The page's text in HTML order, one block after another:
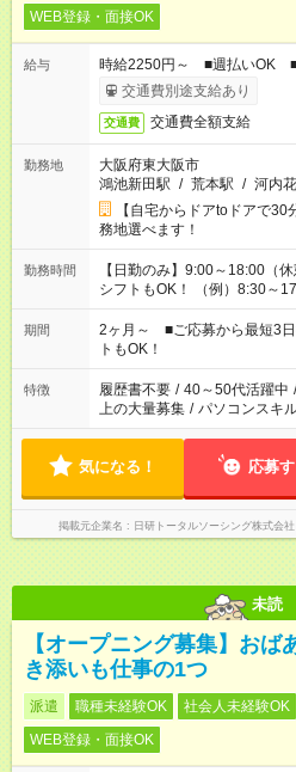
WEB登録・面接OK
給与
時給2250円～ ■週払いOK ■
交通費別途支給あり
交通費 交通費全額支給
勤務地
大阪府東大阪市
鴻池新田駅 / 荒本駅 / 河内
【自宅からドアtoドアで
務地選べます！
勤務時間
【日勤のみ】9:00～18:00（休憩60分） ■ご希望
シフトもOK！ （例）
「家族とお休みを合わせたい
など、あなたのご希望に沿った
ーク希望の方へ 今ご覧のお仕
のお仕事の勤務時間。 合計
ません
期間
2ヶ月～ ■ご応募から最短3
トもOK！
特徴 履歴書不要 / 40～50代活躍中 /
上の大量募集 / パソコンスキ
気になる！ 応募
掲載元企業名 日研トータルソーシング株式
未読
【オープニング募集】おば
き添いも仕事の1つ
派遣 職種未経験OK 社会人未経験OK
WEB登録・面接OK